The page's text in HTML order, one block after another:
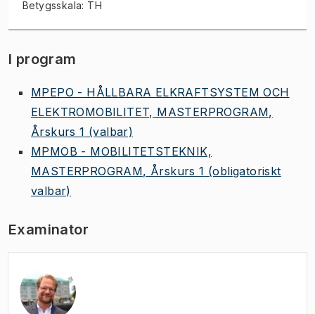
Betygsskala: TH
I program
MPEPO - HÅLLBARA ELKRAFTSYSTEM OCH
ELEKTROMOBILITET, MASTERPROGRAM,
Årskurs 1 (valbar)
MPMOB - MOBILITETSTEKNIK,
MASTERPROGRAM, Årskurs 1 (obligatoriskt
valbar)
Examinator